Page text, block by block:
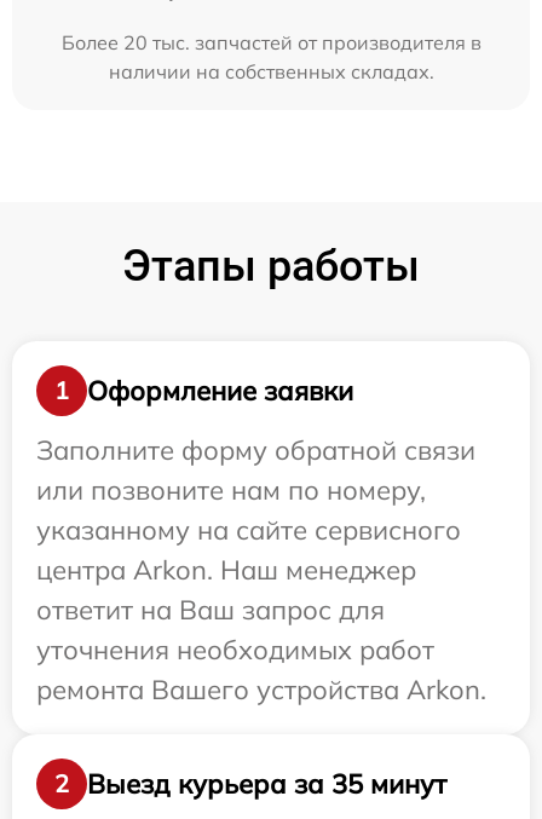
Более 20 тыс. запчастей от производителя в
наличии на собственных складах.
Этапы работы
1
Оформление заявки
Заполните форму обратной связи
или позвоните нам по номеру,
указанному на сайте сервисного
центра Arkon. Наш менеджер
ответит на Ваш запрос для
уточнения необходимых работ
ремонта Вашего устройства Arkon.
2 Выезд курьера за 35 минут